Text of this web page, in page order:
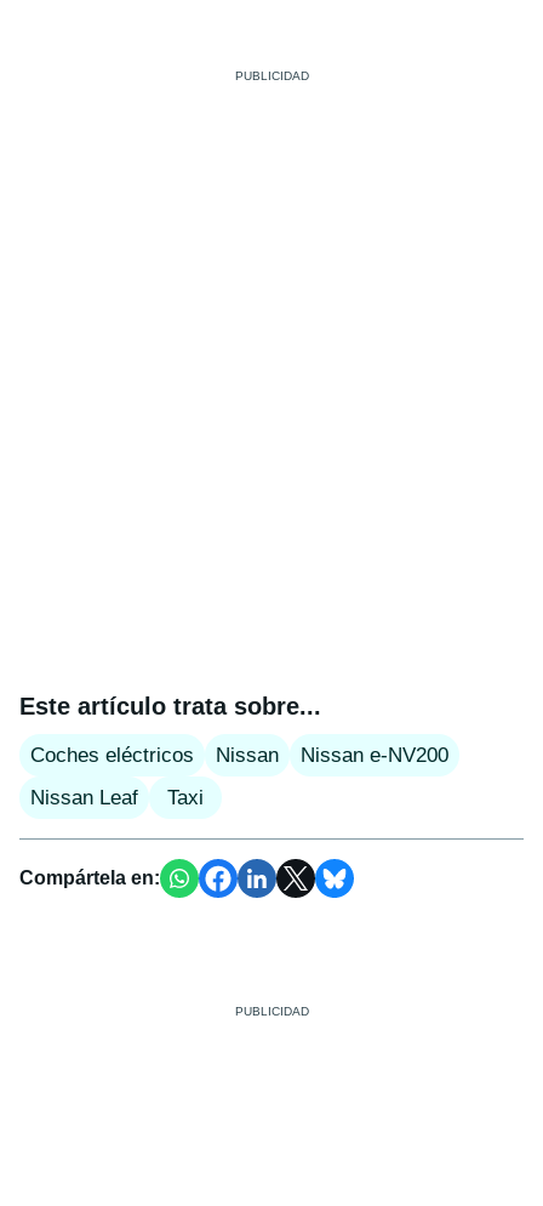
Este artículo trata sobre...
Coches eléctricos Nissan
Nissan e-NV200
Nissan Leaf
Taxi
Compártela en: